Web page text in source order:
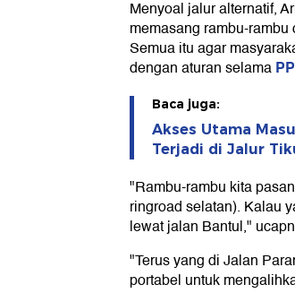
Menyoal jalur alternatif,
memasang rambu-
Semua itu agar
dengan aturan selama
Baca juga:
Akses Utama
Terjadi di Jalur
"Rambu-rambu kita
ringroad selatan). Kalau
lewat jalan Bantul,"
"Terus yang di Jalan
portabel untuk